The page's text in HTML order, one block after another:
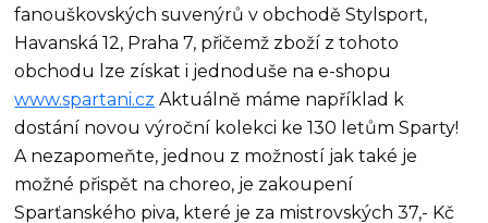
fanouškovských suvenýrů v obchodě Stylsport,
Havanská 12, Praha 7, přičemž zboží z tohoto
obchodu lze získat i jednoduše na e-shopu
www.spartani.cz Aktuálně máme například k
dostání novou výroční kolekci ke 130 letům Sparty!
A nezapomeňte, jednou z možností jak také je
možné přispět na choreo, je zakoupení
Sparťanského piva, které je za mistrovských 37,- Kč